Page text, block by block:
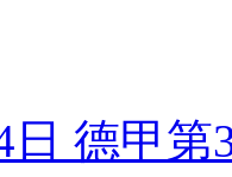
日 德甲